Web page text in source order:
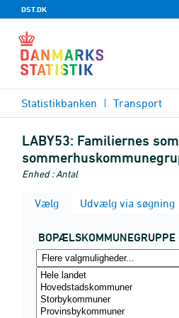
DST.DK
Statistikbanken Transport
LABY53: Familiernes
Enhed : Antal
Vælg Udvælg via søgning
BOPÆLSKOMMUNEGRUPPE